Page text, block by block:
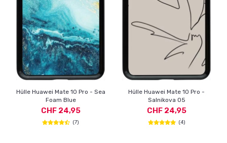
Hülle Huawei Mate 10 Pro - Sea
Foam Blue
CHF 24,95
(7)
Hülle Huawei Mate 10 Pro -
Salnikova 05
CHF 24,95
(4)